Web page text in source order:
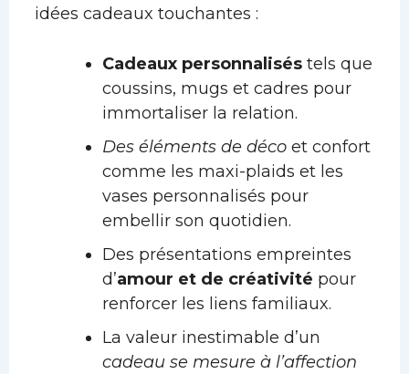
idées cadeaux touchantes :
Cadeaux personnaliséstels que
coussins, mugs et cadres pour
immortaliser la relation.
Des éléments de décoet confort
comme les maxi-plaids et les
vases personnalisés pour
embellir son quotidien.
Des présentations empreintes
d’amour et de créativité pour
renforcer les liens familiaux.
La valeur inestimable d’un
cadeau se mesure à l’affection